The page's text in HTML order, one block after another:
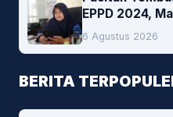
EPPD 2024,
6 Agustus 2026
BERITA